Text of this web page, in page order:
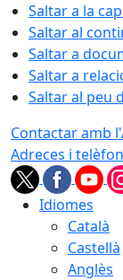
Saltar a la
Saltar al
Saltar a
Saltar a
Saltar al peu
Contactar amb
Adreces i
Idiomes
Català
Castellà
Anglès